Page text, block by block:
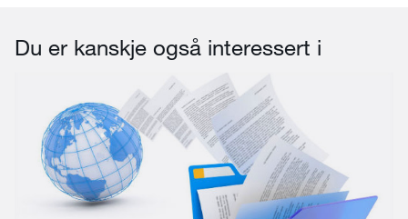
Du er kanskje også interessert i